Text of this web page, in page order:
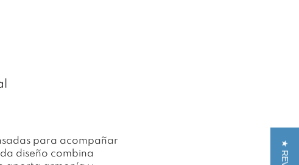
para acompañar
diseño combina